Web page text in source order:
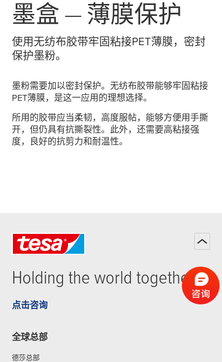
墨盒 — 薄膜保护
使用无纺布胶带牢固粘接PET薄膜，密封
保护墨粉。
墨粉需要加以密封保护。无纺布胶带能够牢固粘接
PET薄膜，是这一应用的理想选择。
所用的胶带应当柔韧，高度服帖，能够方便用手撕
开，但仍具有抗撕裂性。此外，还需要高粘接强
度，良好的抗剪力和耐温性。
Holding the world together
点击咨询
全球总部
德莎总部